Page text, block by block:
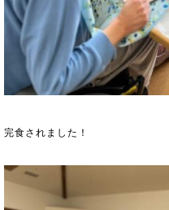
完食されました！